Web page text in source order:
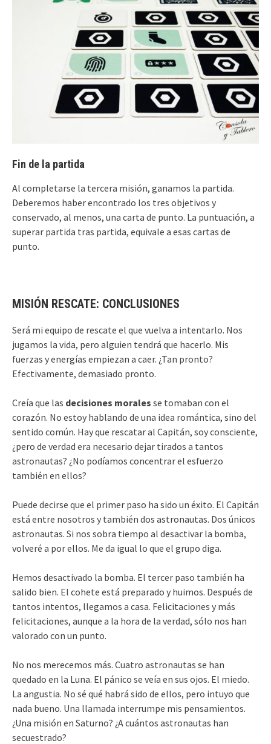
Fin de la partida
Al completarse la tercera misión, ganamos la partida.
Deberemos haber encontrado los tres objetivos y
conservado, al menos, una carta de punto. La puntuación, a
superar partida tras partida, equivale a esas cartas de
punto.
MISIÓN RESCATE: CONCLUSIONES
Será mi equipo de rescate el que vuelva a intentarlo. Nos
jugamos la vida, pero alguien tendrá que hacerlo. Mis
fuerzas y energías empiezan a caer. ¿Tan pronto?
Efectivamente, demasiado pronto.
Creía que las decisiones morales se tomaban con el
corazón. No estoy hablando de una idea romántica, sino del
sentido común. Hay que rescatar al Capitán, soy consciente,
¿pero de verdad era necesario dejar tirados a tantos
astronautas? ¿No podíamos concentrar el esfuerzo
también en ellos?
Puede decirse que el primer paso ha sido un éxito. El Capitán
está entre nosotros y también dos astronautas. Dos únicos
astronautas. Si nos sobra tiempo al desactivar la bomba,
volveré a por ellos. Me da igual lo que el grupo diga.
Hemos desactivado la bomba. El tercer paso también ha
salido bien. El cohete está preparado y huimos. Después de
tantos intentos, llegamos a casa. Felicitaciones y más
felicitaciones, aunque a la hora de la verdad, sólo nos han
valorado con un punto.
No nos merecemos más. Cuatro astronautas se han
quedado en la Luna. El pánico se veía en sus ojos. El miedo.
La angustia. No sé qué habrá sido de ellos, pero intuyo que
nada bueno. Una llamada interrumpe mis pensamientos.
¿Una misión en Saturno? ¿A cuántos astronautas han
secuestrado?